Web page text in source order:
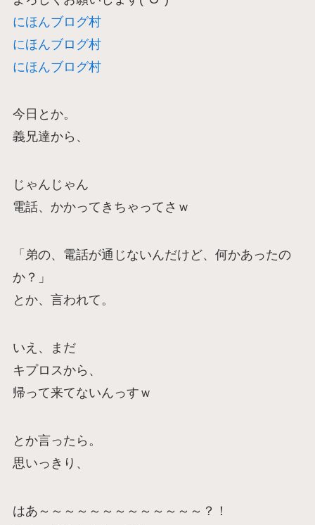
にほんブログ村
にほんブログ村
にほんブログ村
今日とか。
義兄達から、
じゃんじゃん
電話、かかってきちゃってさｗ
「弟の、電話が通じないんだけど、何かあったの
か？」
とか、言われて。
いえ、まだ
キプロスから、
帰って来てないんっすｗ
とか言ったら。
思いっきり、
はあ～～～～～～～～～～～～～？！